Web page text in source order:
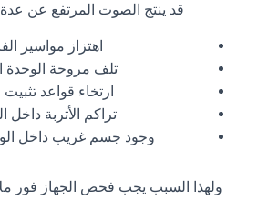
قد ينتج الصوت المرتفع عن عدة
اهتزاز مواسير
تلف مروحة الوحدة
ارتخاء قواعد تثبيت
تراكم الأتربة داخل
وجود جسم غريب داخل
ولهذا السبب يجب فحص الجهاز فور